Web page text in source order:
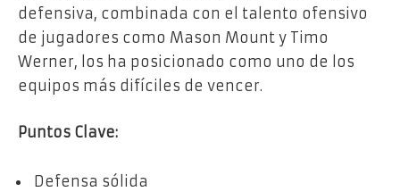
defensiva, combinada con el talento ofensivo
de jugadores como Mason Mount y Timo
Werner, los ha posicionado como uno de los
equipos más difíciles de vencer.
Puntos Clave:
Defensa sólida